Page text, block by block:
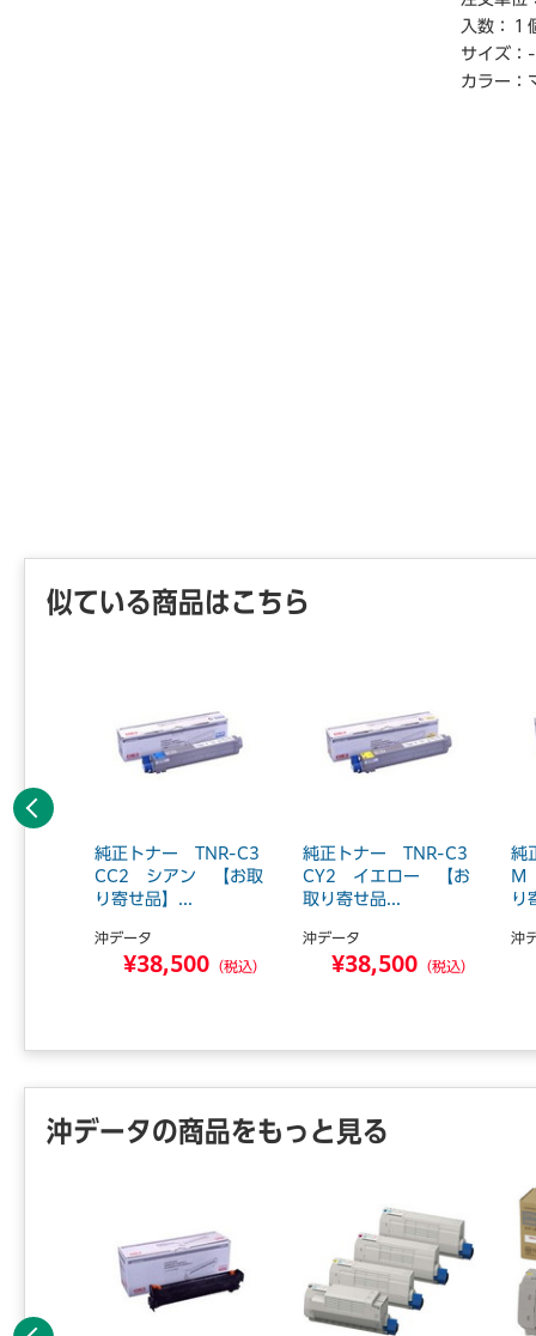
される場
【返品に
※この商
入数：
１
サイズ： -
カラー：
似ている商品はこちら
純正トナー TNR-C3
CC2 シアン 【お取
り寄せ品】...
沖データ
¥38,500 （税込）
純正トナー TNR-C3
CY2 イエロー 【お
取り寄せ品...
沖データ
¥38,500 （税込）
純
M
り
沖
前へ
沖データの商品をもっと見る